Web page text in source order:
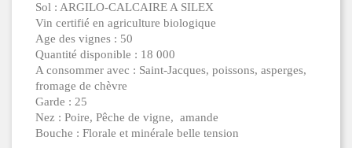
Sol : ARGILO-CALCAIRE A SILEX
Vin certifié en agriculture biologique
Age des vignes : 50
Quantité disponible : 18 000
A consommer avec : Saint-Jacques, poissons, asperges,
fromage de chèvre
Garde : 25
Nez : Poire, Pêche de vigne, amande
Bouche : Florale et minérale belle tension